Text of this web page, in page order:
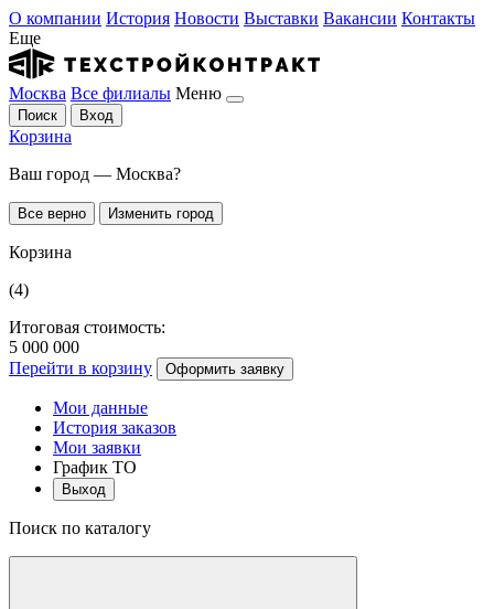
О компании История Новости Выставки Вакансии Контакты
Еще
Москва Все филиалы Меню
Поиск Вход
Корзина
Ваш город — Москва?
Все верно Изменить город
Корзина
(4)
Итоговая стоимость:
5 000 000
Перейти в корзину
Оформить заявку
Мои данные
История заказов
Мои заявки
График ТО
Выход
Поиск по каталогу